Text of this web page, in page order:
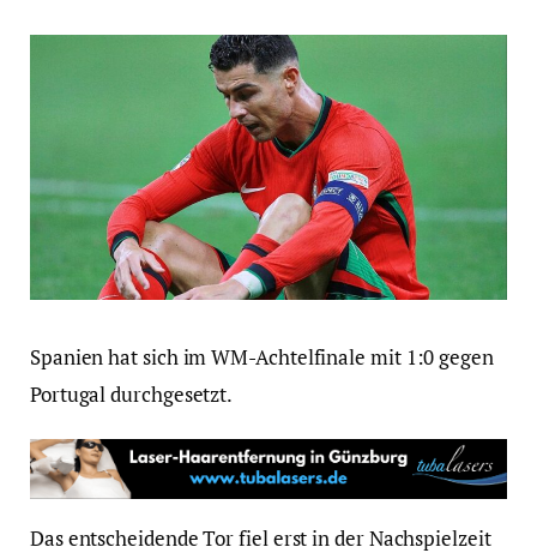
Spanien hat sich im WM-Achtelfinale mit 1:0 gegen
Portugal durchgesetzt.
Das entscheidende Tor fiel erst in der Nachspielzeit